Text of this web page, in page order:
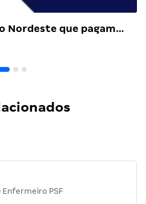
Nordeste que pagam…
Enfermeiro PSF